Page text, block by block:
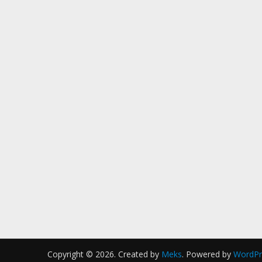
Copyright © 2026. Created by Meks. Powered by